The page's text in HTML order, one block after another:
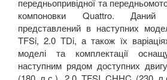
передньопривідної та
компоновки Quattro. Даний
представлений в наступних
TFSi, 2.0 TDi, а також їх
моделі та комплектації
наступним рядом доступних